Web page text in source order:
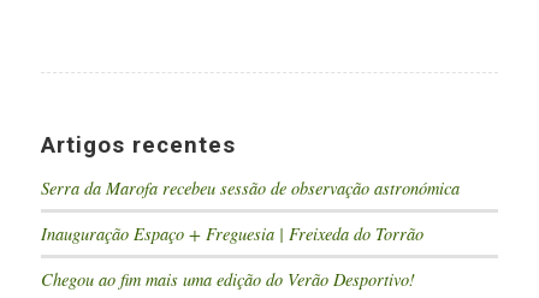
Artigos recentes
Serra da Marofa recebeu sessão de observação astronómica
Inauguração Espaço + Freguesia | Freixeda do Torrão
Chegou ao fim mais uma edição do Verão Desportivo!